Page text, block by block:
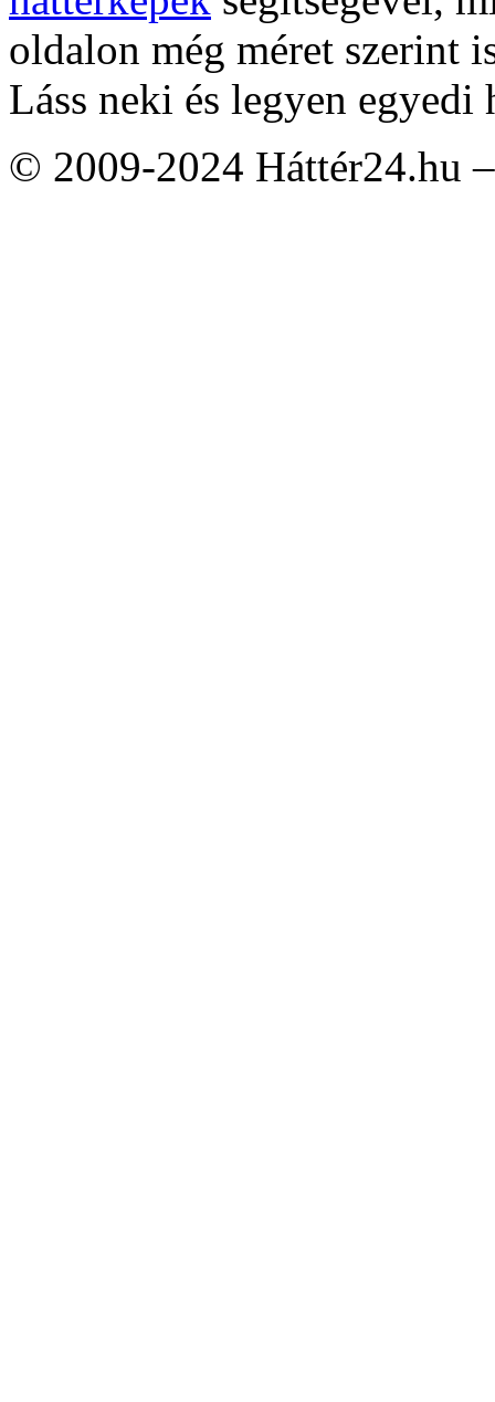
oldalon még méret szerint
Láss neki és legyen egyedi
© 2009-2024 Háttér24.hu